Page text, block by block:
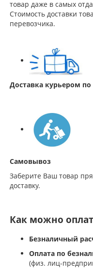
товар даже в самых
Стоимость доставки
перевозчика.
Доставка курьером по
Самовывоз
Заберите Ваш товар
доставку.
Как можно
Безналичный
Оплата по
(физ. лиц-